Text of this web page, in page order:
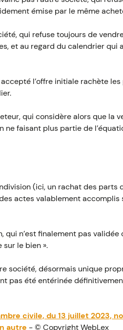
émise par le même
qui refuse toujours de
et au regard du calendrier
l’offre initiale rachète
qui considère alors que la
faisant plus partie de
(ici, un rachat des parts
actes valablement
qui n’est finalement pas
sur le bien ».
société, désormais unique
pas été entérinée
civile, du 13 juillet 2023, no
autre - © Copyright WebLex